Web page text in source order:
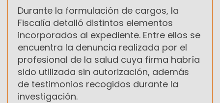
Durante la formulación de cargos, la
Fiscalía detalló distintos elementos
incorporados al expediente. Entre ellos se
encuentra la denuncia realizada por el
profesional de la salud cuya firma habría
sido utilizada sin autorización, además
de testimonios recogidos durante la
investigación.